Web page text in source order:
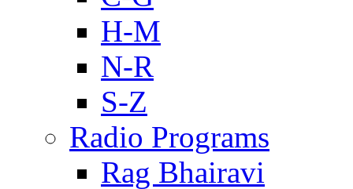
H-M
N-R
S-Z
Radio Programs
Rag Bhairavi